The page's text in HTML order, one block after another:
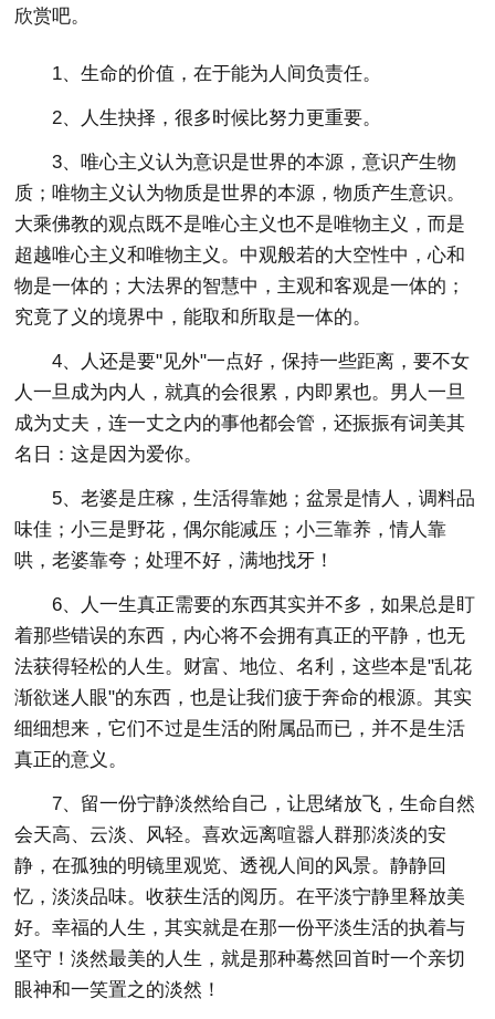
欣赏吧。
1、生命的价值，在于能为人间负责任。
2、人生抉择，很多时候比努力更重要。
3、唯心主义认为意识是世界的本源，意识产生物
质；唯物主义认为物质是世界的本源，物质产生意识。
大乘佛教的观点既不是唯心主义也不是唯物主义，而是
超越唯心主义和唯物主义。中观般若的大空性中，心和
物是一体的；大法界的智慧中，主观和客观是一体的；
究竟了义的境界中，能取和所取是一体的。
4、人还是要"见外"一点好，保持一些距离，要不女
人一旦成为内人，就真的会很累，内即累也。男人一旦
成为丈夫，连一丈之内的事他都会管，还振振有词美其
名日：这是因为爱你。
5、老婆是庄稼，生活得靠她；盆景是情人，调料品
味佳；小三是野花，偶尔能减压；小三靠养，情人靠
哄，老婆靠夸；处理不好，满地找牙！
6、人一生真正需要的东西其实并不多，如果总是盯
着那些错误的东西，内心将不会拥有真正的平静，也无
法获得轻松的人生。财富、地位、名利，这些本是"乱花
渐欲迷人眼"的东西，也是让我们疲于奔命的根源。其实
细细想来，它们不过是生活的附属品而已，并不是生活
真正的意义。
7、留一份宁静淡然给自己，让思绪放飞，生命自然
会天高、云淡、风轻。喜欢远离喧嚣人群那淡淡的安
静，在孤独的明镜里观览、透视人间的风景。静静回
忆，淡淡品味。收获生活的阅历。在平淡宁静里释放美
好。幸福的人生，其实就是在那一份平淡生活的执着与
坚守！淡然最美的人生，就是那种蓦然回首时一个亲切
眼神和一笑置之的淡然！